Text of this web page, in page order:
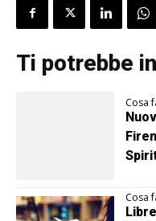
Ti potrebbe
Cosa
Cosa